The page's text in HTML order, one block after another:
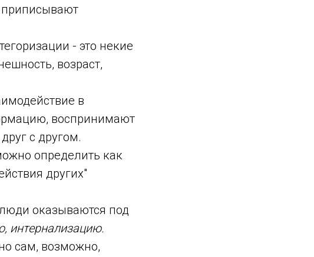
приписывают
- это некие
возраст,
в
воспринимают
с другом.
определить как
других"
оказываются под
интернализацию.
сам, возможно,